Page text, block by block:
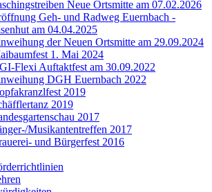
Neue Ortsmitte am 07.02.2026
Geh- und Radweg Euernbach -
am 04.04.2025
der Neuen Ortsmitte am 29.09.2024
1. Mai 2024
Flexi Auftaktfest am 30.09.2022
DGH Euernbach 2022
2019
2019
2017
Musikantentreffen 2017
und Bürgerfest 2016